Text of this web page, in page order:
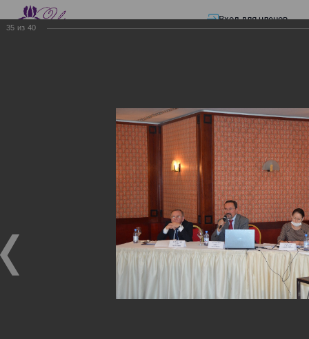
Вход для членов
Презентации—Изменения в трудовом и налоговом
законодательстве: Обязательное медицинское страхование, всеобщее
налоговое декларирование, изменения в налоговом законодательстве
2017 года в части ИПН и СН
Изменения в трудовом и
налоговом
законодательстве:
Обязательное
медицинское страхование,
35 из 40